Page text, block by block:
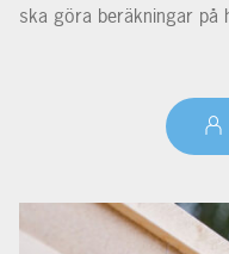
ska göra beräkningar på